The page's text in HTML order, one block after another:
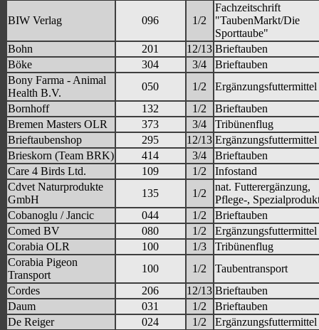
BIW Verlag 096 1/2
Fachzeitschrift
"TaubenMarkt/Die
Sporttaube"
Bohn
201 12/13 Brieftauben
Böke
304 3/4
Brieftauben
Bony Farma - Animal
Health B.V.
050 1/2
Ergänzungsfuttermittel
Bornhoff
132 1/2
Brieftauben
Bremen Masters OLR
373 3/4
Tribünenflug
Brieftaubenshop
295 12/13 Ergänzungsfuttermittel
Brieskorn (Team BRK)
414 3/4
Brieftauben
Care 4 Birds Ltd.
109 1/2
Infostand
Cdvet Naturprodukte
GmbH
135 1/2
nat. Futterergänzung,
Pflege-,
Cobanoglu / Jancic
044 1/2
Brieftauben
Comed BV
080 1/2
Ergänzungsfuttermittel
Corabia OLR
100 1/3
Tribünenflug
Corabia Pigeon
Transport
100 1/2
Taubentransport
Cordes
206 12/13 Brieftauben
Daum
031 1/2
Brieftauben
De Reiger
024 1/2 Ergänzungsfuttermittel